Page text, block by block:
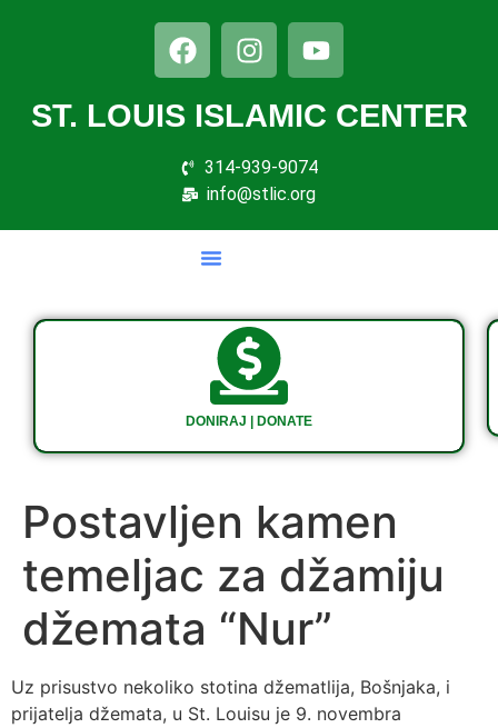
ST. LOUIS ISLAMIC CENTER
314-939-9074
info@stlic.org
DONIRAJ | DONATE
Postavljen kamen
temeljac za džamiju
džemata “Nur”
Uz prisustvo nekoliko stotina džematlija, Bošnjaka, i
prijatelja džemata, u St. Louisu je 9. novembra